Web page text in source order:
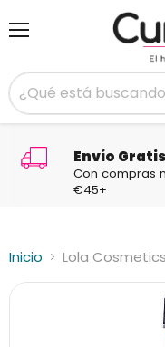
Envío Gratis
Con compras
€45+
Inicio Lola